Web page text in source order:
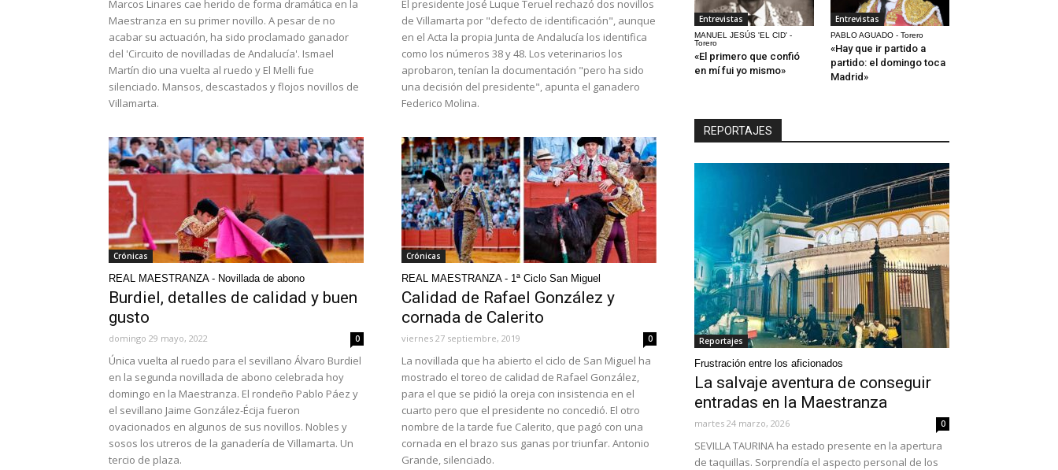
Marcos Linares cae herido de forma dramática en la
Maestranza en su primer novillo. A pesar de no
acabar su actuación, ha sido proclamado ganador
del 'Circuito de novilladas de Andalucía'. Ismael
Martín dio una vuelta al ruedo y El Melli fue
silenciado. Mansos, descastados y flojos novillos de
Villamarta.
El presidente José Luque Teruel rechazó dos novillos
de Villamarta por "defecto de identificación", aunque
en el Acta la propia Junta de Andalucía los identifica
como los números 38 y 48. Los veterinarios los
aprobaron, tenían la documentación "pero ha sido
una decisión del presidente", apunta el ganadero
Federico Molina.
Crónicas
REAL MAESTRANZA - Novillada de abono
Burdiel, detalles de calidad y buen
gusto
domingo 29 mayo, 2022 0
Única vuelta al ruedo para el sevillano Álvaro Burdiel
en la segunda novillada de abono celebrada hoy
domingo en la Maestranza. El rondeño Pablo Páez y
el sevillano Jaime González-Écija fueron
ovacionados en algunos de sus novillos. Nobles y
sosos los utreros de la ganadería de Villamarta. Un
tercio de plaza.
Crónicas
REAL MAESTRANZA - 1ª Ciclo San Miguel
Calidad de Rafael González y
cornada de Calerito
viernes 27 septiembre, 2019 0
La novillada que ha abierto el ciclo de San Miguel ha
mostrado el toreo de calidad de Rafael González,
para el que se pidió la oreja con insistencia en el
cuarto pero que el presidente no concedió. El otro
nombre de la tarde fue Calerito, que pagó con una
cornada en el brazo sus ganas por triunfar. Antonio
Grande, silenciado.
Entrevistas
MANUEL JESÚS 'EL CID' -
Torero
«El primero que confió
en mí fui yo mismo»
Entrevistas
PABLO AGUADO - Torero
«Hay que ir partido a
partido: el domingo toca
Madrid»
REPORTAJES
Reportajes
Frustración entre los aficionados
La salvaje aventura de conseguir
entradas en la Maestranza
martes 24 marzo, 2026 0
SEVILLA TAURINA ha estado presente en la apertura
de taquillas. Sorprendía el aspecto personal de los